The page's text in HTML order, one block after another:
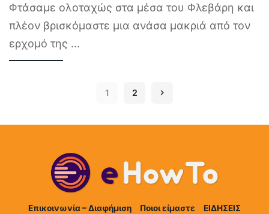
Φτάσαμε ολοταχώς στα μέσα του Φλεβάρη και
πλέον βρισκόμαστε μια ανάσα μακριά από τον
ερχομό της ...
1 2
Επικοινωνία – Διαφήμιση Ποιοι είμαστε ΕΙΔΗΣΕΙΣ